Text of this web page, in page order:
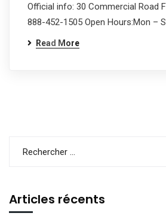
Official info: 30 Commercial Road
888-452-1505 Open Hours:Mon –
Read More
Articles récents